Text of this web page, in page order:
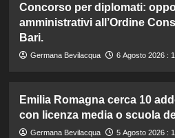
Concorso per diplomati:
amministrativi all’Ordine
Bari.
Germana Bevilacqua 6 Agosto 2026 :
Emilia Romagna cerca 10
con licenza media o scuola
Germana Bevilacqua 5 Agosto 2026 :